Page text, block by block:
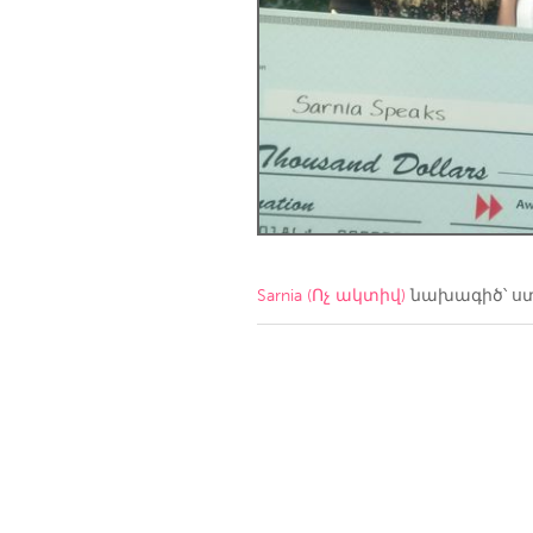
Amherstburg
Kingston
South
MALAYSIA
Kuala Lumpur
NETHERLANDS
Sarnia (Ոչ ակտիվ) նախագիծ՝